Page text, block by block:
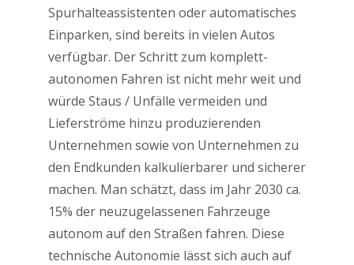
Spurhalteassistenten oder automatisches
Einparken, sind bereits in vielen Autos
verfügbar. Der Schritt zum komplett-
autonomen Fahren ist nicht mehr weit und
würde Staus / Unfälle vermeiden und
Lieferströme hinzu produzierenden
Unternehmen sowie von Unternehmen zu
den Endkunden kalkulierbarer und sicherer
machen. Man schätzt, dass im Jahr 2030 ca.
15% der neuzugelassenen Fahrzeuge
autonom auf den Straßen fahren. Diese
technische Autonomie lässt sich auch auf